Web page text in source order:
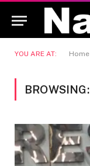
YOU ARE AT: Home
BROWSING: